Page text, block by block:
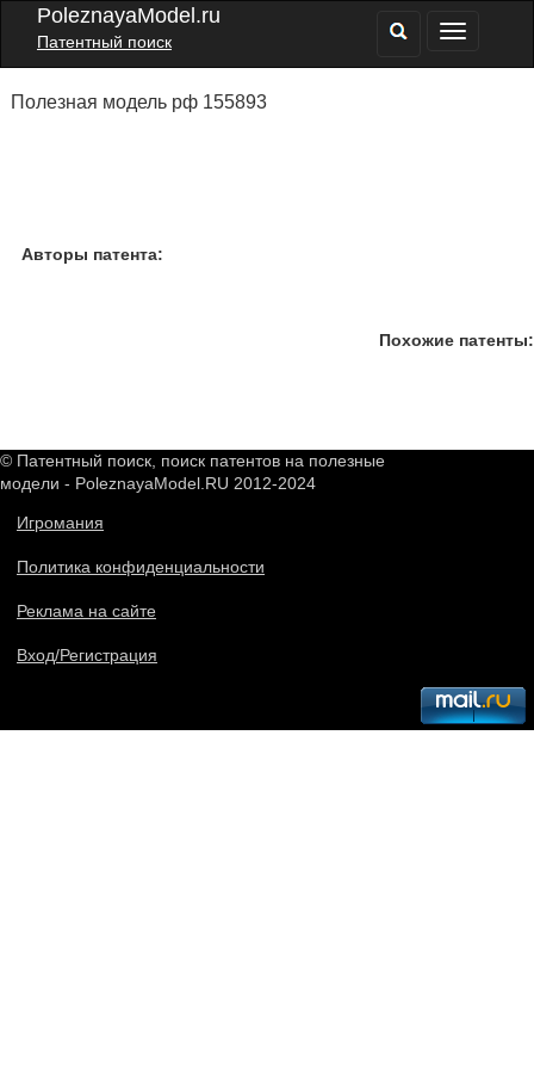
PoleznayaModel.ru
Патентный поиск
Полезная модель рф 155893
Авторы патента:
Похожие патенты:
© Патентный поиск, поиск патентов на полезные
модели - PoleznayaModel.RU 2012-2024
Игромания
Политика конфиденциальности
Реклама на сайте
Вход/Регистрация